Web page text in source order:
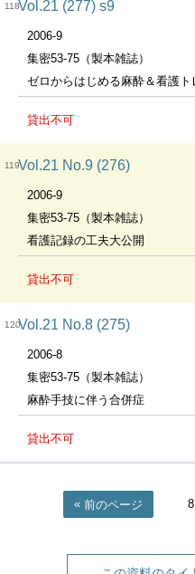
118Vol.21 (277) s9
2006-9
集密53-75（製本雑誌）
ゼロからはじめる麻酔＆看護ト
貸出不可
119Vol.21 No.9 (276)
2006-9
集密53-75（製本雑誌）
看護記録の工夫大公開
貸出不可
120Vol.21 No.8 (275)
2006-8
集密53-75（製本雑誌）
麻酔手技に伴う合併症
貸出不可
前のページ 8